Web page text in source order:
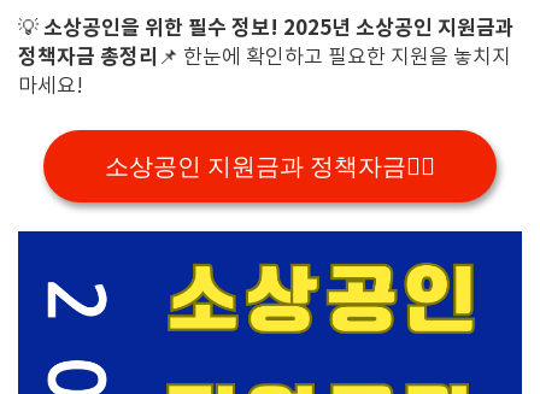
💡 소상공인을 위한 필수 정보! 2025년 소상공인 지원금과
정책자금 총정리 📌 한눈에 확인하고 필요한 지원을 놓치지
마세요!
소상공인 지원금과 정책자금👉🏻